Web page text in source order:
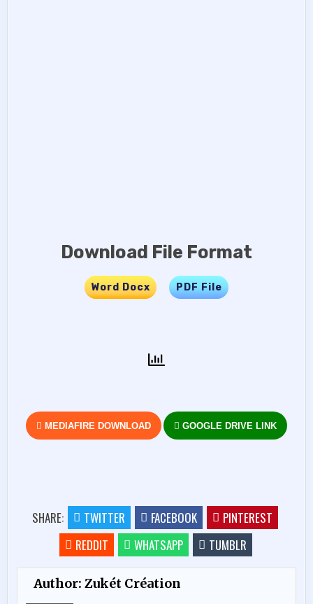
Download File Format
Word Docx ….. PDF File
MEDIAFIRE DOWNLOAD GOOGLE DRIVE LINK
SHARE: TWITTER FACEBOOK
PINTEREST
REDDIT
WHATSAPP TUMBLR
Author:Zukét Création